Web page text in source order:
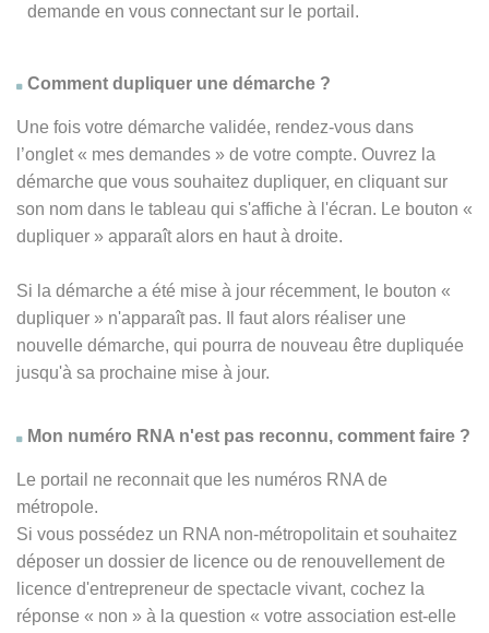
demande en vous connectant sur le portail.
Comment dupliquer une démarche ?
Une fois votre démarche validée, rendez-vous dans
l’onglet « mes demandes » de votre compte. Ouvrez la
démarche que vous souhaitez dupliquer, en cliquant sur
son nom dans le tableau qui s'affiche à l'écran. Le bouton «
dupliquer » apparaît alors en haut à droite.
Si la démarche a été mise à jour récemment, le bouton «
dupliquer » n'apparaît pas. Il faut alors réaliser une
nouvelle démarche, qui pourra de nouveau être dupliquée
jusqu'à sa prochaine mise à jour.
Mon numéro RNA n'est pas reconnu, comment faire ?
Le portail ne reconnait que les numéros RNA de
métropole.
Si vous possédez un RNA non-métropolitain et souhaitez
déposer un dossier de licence ou de renouvellement de
licence d'entrepreneur de spectacle vivant, cochez la
réponse « non » à la question « votre association est-elle